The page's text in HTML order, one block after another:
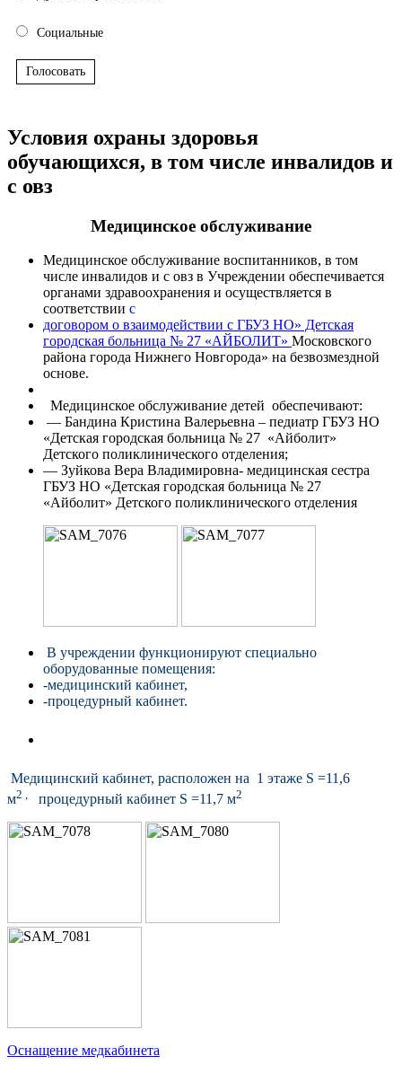
Социальные
Голосовать
Условия охраны здоровья
обучающихся, в том числе инвалидов и
с овз
Медицинское обслуживание
Медицинское обслуживание воспитанников, в том
числе инвалидов и с овз в Учреждении обеспечивается
органами здравоохранения и осуществляется в
соответствии с
договором о взаимодействии с ГБУЗ НО» Детская
городская больница № 27 «АЙБОЛИТ» Московского
района города Нижнего Новгорода» на безвозмездной
основе.
Медицинское обслуживание детей обеспечивают:
— Бандина Кристина Валерьевна – педиатр ГБУЗ НО
«Детская городская больница № 27 «Айболит»
Детского поликлинического отделения;
— Зуйкова Вера Владимировна- медицинская сестра
ГБУЗ НО «Детская городская больница № 27
«Айболит» Детского поликлинического отделения
В учреждении функционируют специально
оборудованные помещения:
-медицинский кабинет,
-процедурный кабинет.
Медицинский кабинет, расположен на 1 этаже S =11,6
м2 , процедурный кабинет S =11,7 м2
Оснащение медкабинета